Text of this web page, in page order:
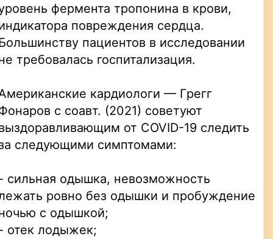
фермента тропонина в крови,
повреждения сердца.
пациентов в исследовании
требовалась госпитализация.
кардиологи — Грегг
с соавт. (2021) советуют
от COVID-19 следить
следующими симптомами:
сильная одышка, невозможность
ровно без одышки и пробуждение
с одышкой;
отек лодыжек;